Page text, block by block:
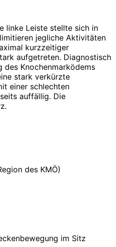
linke Leiste stellte sich in
jegliche Aktivitäten
kurzzeitiger
aufgetreten. Diagnostisch
des Knochenmarködems
stark verkürzte
einer schlechten
auffällig. Die
des KMÖ)
im Sitz